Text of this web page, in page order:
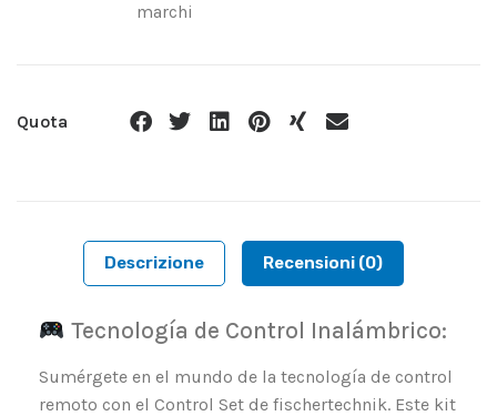
marchi
Quota
Descrizione Recensioni (0)
Tecnología de Control Inalámbrico:
Sumérgete en el mundo de la tecnología de control
remoto con el Control Set de fischertechnik. Este kit